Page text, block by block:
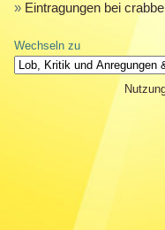
» Eintragungen bei
Wechseln zu